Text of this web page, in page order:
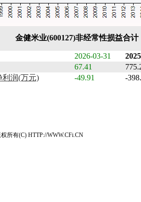
金健米业(600127)非经常性损益合
2026-03-31
67.41
利润(万元)
-49.91 -
所有(C) HTTP://WWW.CFi.CN